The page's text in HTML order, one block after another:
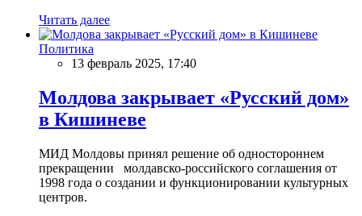
Читать далее
Политика
13 февраль 2025, 17:40
Молдова закрывает «Русский дом»
в Кишиневе
МИД Молдовы принял решение об одностороннем
прекращении молдавско-российского соглашения от
1998 года о создании и функционировании культурных
центров.